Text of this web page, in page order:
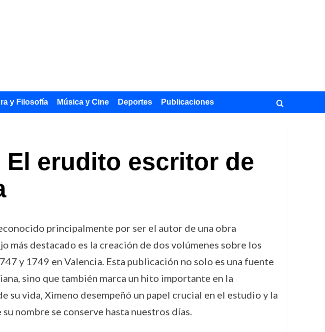
y Filosofía Música y Cine Deportes Publicaciones
El erudito escritor de
principalmente por ser el autor de una obra
destacado es la creación de dos volúmenes sobre los
y 1749 en Valencia. Esta publicación no solo es una fuente
sino que también marca un hito importante en la
vida, Ximeno desempeñó un papel crucial en el estudio y la
nombre se conserve hasta nuestros días.